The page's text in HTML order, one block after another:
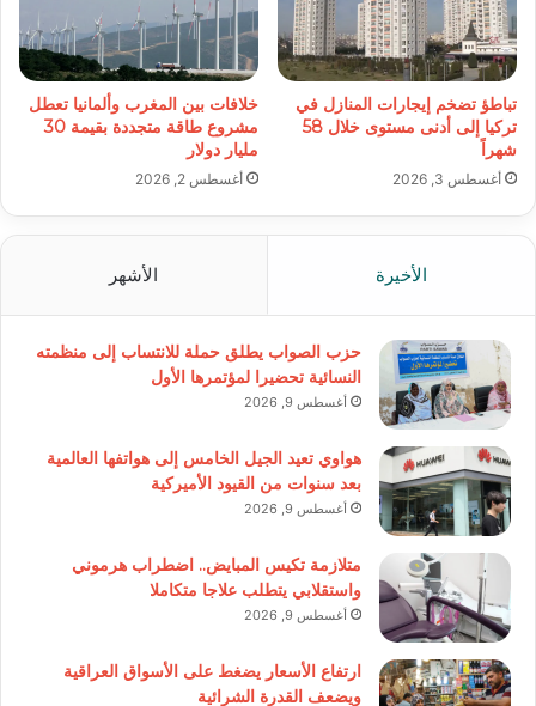
تباطؤ تضخم إيجارات المنازل في
تركيا إلى أدنى مستوى خلال 58
شهراً
أغسطس 3, 2026
خلافات بين المغرب وألمانيا تعطل
مشروع طاقة متجددة بقيمة 30
مليار دولار
أغسطس 2, 2026
الأخيرة الأشهر
حزب الصواب يطلق حملة للانتساب إلى منظمته
النسائية تحضيرا لمؤتمرها الأول
أغسطس 9, 2026
هواوي تعيد الجيل الخامس إلى هواتفها العالمية
بعد سنوات من القيود الأميركية
أغسطس 9, 2026
متلازمة تكيس المبايض.. اضطراب هرموني
واستقلابي يتطلب علاجا متكاملا
أغسطس 9, 2026
ارتفاع الأسعار يضغط على الأسواق العراقية
ويضعف القدرة الشرائية